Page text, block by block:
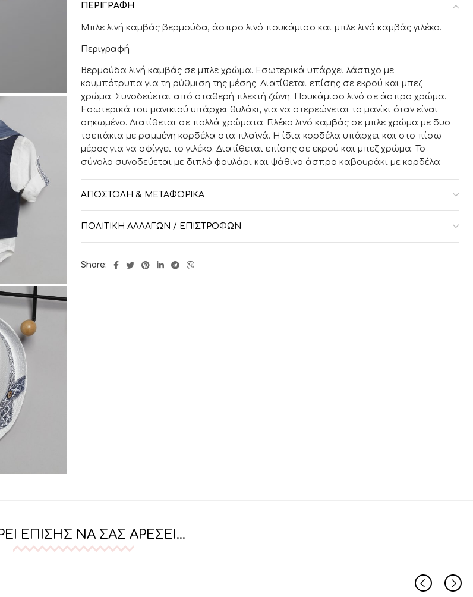
ΠΕΡΙΓΡΑΦΉ
Μπλε λινή καμβάς βερμούδα, άσπρο λινό πουκάμισο και μπλε λινό καμβάς γιλέκο.
Περιγραφή
Βερμούδα λινή καμβάς σε μπλε χρώμα. Εσωτερικά υπάρχει λάστιχο με
κουμπότρυπα για τη ρύθμιση της μέσης. Διατίθεται επίσης σε εκρού και μπεζ
χρώμα. Συνοδεύεται από σταθερή πλεκτή ζώνη. Πουκάμισο λινό σε άσπρο χρώμα.
Εσωτερικά του μανικιού υπάρχει θυλάκι, για να στερεώνεται το μανίκι όταν είναι
σηκωμένο. Διατίθεται σε πολλά χρώματα. Γιλέκο λινό καμβάς σε μπλε χρώμα με δυο
τσεπάκια με ραμμένη κορδέλα στα πλαϊνά. Η ίδια κορδέλα υπάρχει και στο πίσω
μέρος για να σφίγγει το γιλέκο. Διατίθεται επίσης σε εκρού και μπεζ χρώμα. Το
σύνολο συνοδεύεται με διπλό φουλάρι και ψάθινο άσπρο καβουράκι με κορδέλα
Μεγεθολόγιο
Περίμετρος στήθους 52cm 56cm 60cm 64cm
ΑΠΟΣΤΟΛΉ & ΜΕΤΑΦΟΡΙΚΆ
ΠΟΛΙΤΙΚΉ ΑΛΛΑΓΏΝ / ΕΠΙΣΤΡΟΦΏΝ
Share:
ΕΠΊΣΗΣ ΝΑ ΣΑΣ ΑΡΈΣΕΙ…